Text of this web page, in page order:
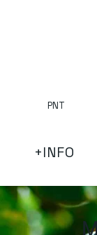
PNT
+INFO